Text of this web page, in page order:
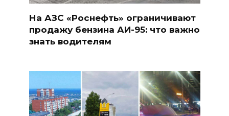
На АЗС «Роснефть» ограничивают
продажу бензина АИ-95: что важно
знать водителям